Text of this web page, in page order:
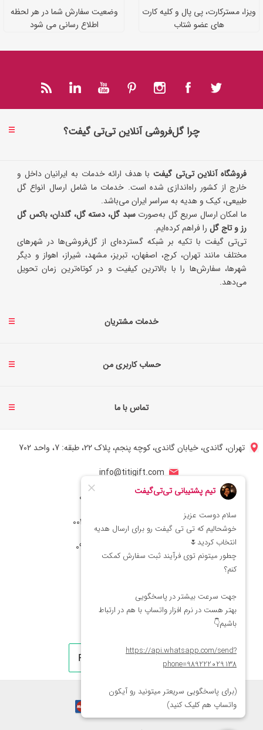
ویزا، مسترکارت، پی پال و کلیه کارت
های عضو شتاب
وضعیت سفارش شما در هر لحظه
اطلاع رسانی می شود
چرا گل‌فروشی آنلاین تی‌تی گیفت؟
فروشگاه آنلاین تی‌تی گیفتبا هدف ارائه خدمات به ایرانیان داخل و
خارج از کشور راه‌اندازی شده است. خدمات ما شامل ارسال انواع گل
طبیعی، کیک و هدیه به سراسر ایران می‌باشد.
ما امکان ارسال سریع گل به‌صورتسبد گل، دسته گل، گلدان، باکس گل
رز و تاج گل را فراهم کرده‌ایم.
تی‌تی گیفت با تکیه بر شبکه گسترده‌ای از گل‌فروشی‌ها در شهرهای
مختلف مانند تهران، کرج، اصفهان، تبریز، مشهد، شیراز، اهواز و دیگر
شهرها، سفارش‌ها را با بالاترین کیفیت و در کوتاه‌ترین زمان تحویل
می‌دهد.
خدمات مشتریان
حساب کاربری من
تماس با ما
تهران، گاندی، خیابان گاندی، کوچه پنجم، پلاک 22، طبقه: 7، واحد 702
info@titigift.com
شماره تماس ایران: 02166066403
شماره تماس آمریکا: 0014088054942